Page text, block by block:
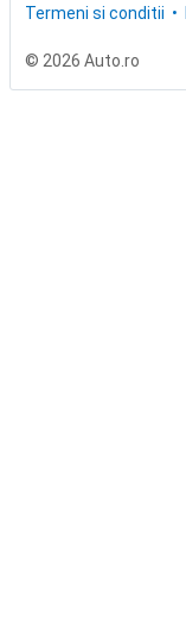
Termeni si conditii
© 2026 Auto.ro